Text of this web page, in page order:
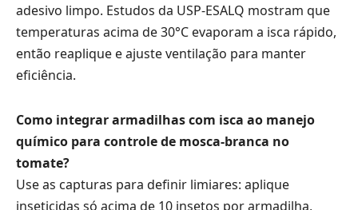
adesivo limpo. Estudos da USP-ESALQ mostram que
temperaturas acima de 30°C evaporam a isca rápido,
então reaplique e ajuste ventilação para manter
eficiência.
Como integrar armadilhas com isca ao manejo
químico para controle de mosca-branca no
tomate?
Use as capturas para definir limiares: aplique
inseticidas só acima de 10 insetos por armadilha,